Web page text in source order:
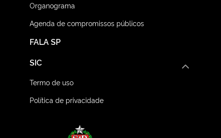
FALA SP
Organograma
Agenda de compromissos públicos
SIC
Termo de uso
Política de privacidade